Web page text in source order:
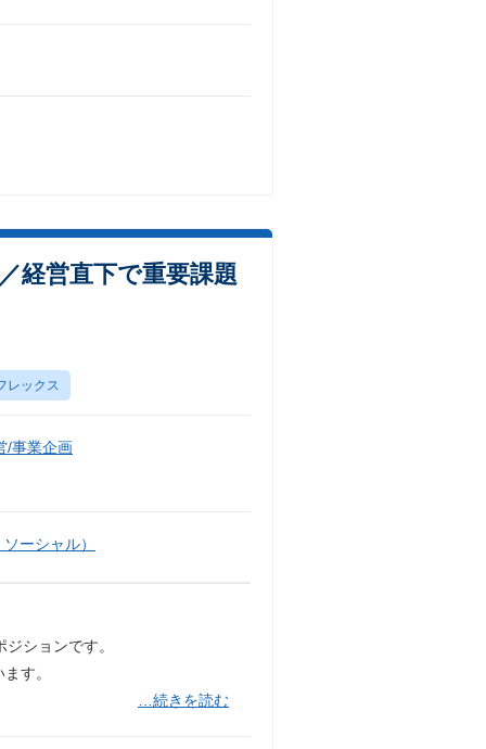
経営直下で重要課題
レックス
/事業企画
ーシャル）
ションです。
す。
…続きを読む